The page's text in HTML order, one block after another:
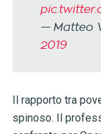
— Matteo
2019
Il rapporto tra
spinoso. Il